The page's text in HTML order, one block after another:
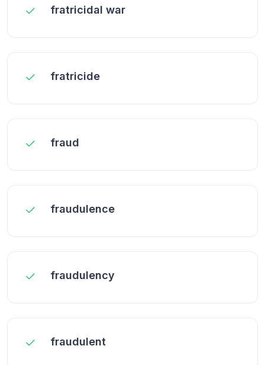
fratricidal war
fratricide
fraud
fraudulence
fraudulency
fraudulent